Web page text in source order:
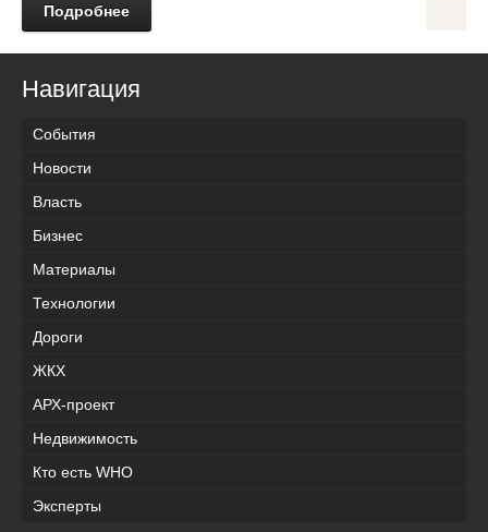
Подробнее
Навигация
События
Новости
Власть
Бизнес
Материалы
Технологии
Дороги
ЖКХ
АРХ-проект
Недвижимость
Кто есть WHO
Эксперты